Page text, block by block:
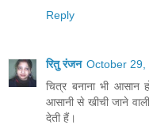
Reply
रितु रंजन October 29,
चित्र बनाना भी आसान
आसानी से खीची जाने
देती हैं।